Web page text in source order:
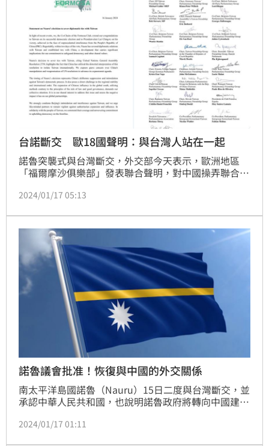
台諾斷交 歐18國聲明：與台灣人站在一起
諾魯突襲式與台灣斷交，外交部今天表示，歐洲地區
「福爾摩沙俱樂部」發表聯合聲明，對中國操弄聯合國
台灣在威權擴張的前線，勇敢堅持自由民主的生活方式
2024/01/17 05:13
諾魯議會批准！恢復與中國的外交關係
南太平洋島國諾魯（Nauru）15日二度與台灣斷交，並
承認中華人民共和國，也說明諾魯政府將轉向中國建交
魯議會已批准恢復與中國的外交關係。
2024/01/17 01:11